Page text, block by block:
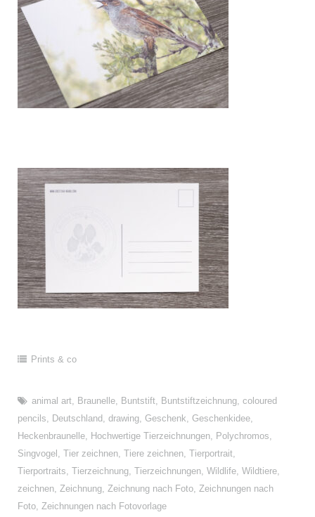
Prints & co
animal art, Braunelle, Buntstift, Buntstiftzeichnung, coloured
pencils, Deutschland , drawing, Geschenk, Geschenkidee,
Heckenbraunelle, Hochwertige Tierzeichnungen, Polychromos,
Singvogel , Tier zeichnen, Tiere zeichnen, Tierportrait,
Tierportraits, Tierzeichnung, Tierzeichnungen, Wildlife, Wildtiere,
zeichnen, Zeichnung, Zeichnung nach Foto, Zeichnungen nach
Foto, Zeichnungen nach Fotovorlage